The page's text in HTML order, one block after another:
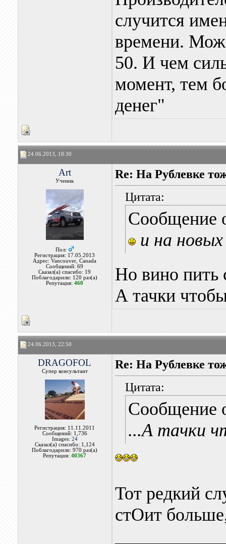
случится
времени.
50. И чем
момент, тем
денег"
24.06.2013, 18:30
Art
Ученик
Пол:
Регистрация: 17.05.2013
Адрес: Vancouver, Canada
Сообщений: 69
Сказал(а) спасибо: 19
Поблагодарили: 120 раз(а)
Репутация:460
Re: На Рублевке
Цитата:
Сообщение
и на новых
Но вино пить
А тачки
24.06.2013, 22:50
DRAGOFOL
Супер консультант
Регистрация: 11.11.2011
Сообщений: 1,736
Images: 24
Сказал(а) спасибо: 1,124
Поблагодарили: 970 раз(а)
Репутация:40367
Re: На Рублевке
Цитата:
Сообщение
...А тачки
Тот редкий
стОит